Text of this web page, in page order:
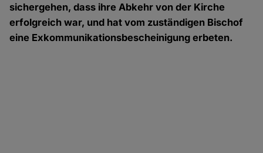
sichergehen, dass ihre Abkehr von der Kirche
erfolgreich war, und hat vom zuständigen Bischof
eine Exkommunikationsbescheinigung erbeten.